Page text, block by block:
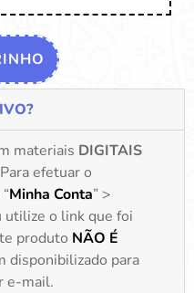
materiais DIGITAIS
efetuar o
Minha Conta” >
utilize o link que foi
produto NÃO É
disponibilizado para
e-mail.